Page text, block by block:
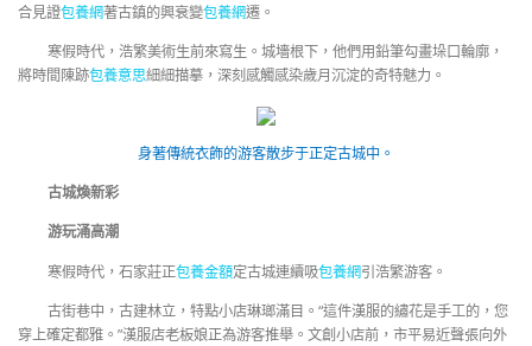
合見證包養網著古鎮的興衰變包養網遷。
寒假時代，浩繁美術生前來寫生。城墻根下，他們用鉛筆勾畫垛口輪廓，
將時間陳跡包養意思細細描摹，深刻感觸感染歲月沉淀的奇特魅力。
身著傳統衣飾的游客散步于正定古城中。
古城煥新彩
游玩涌高潮
寒假時代，石家莊正包養金額定古城連續吸包養網引浩繁游客。
古街巷中，古建林立，特點小店琳瑯滿目。“這件漢服的繡花是手工的，您
穿上確定都雅。”漢服店老板娘正為游客推舉。文創小店前，市平易近聲張向外